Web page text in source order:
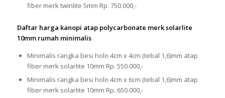
fiber merk twinlite 5mm Rp. 750.000,-
Daftar harga kanopi atap polycarbonate merk solarlite
10mm rumah minimalis
Minimalis rangka besi holo 4cm x 4cm (tebal 1,6)mm atap
fiber merk solarlite 10mm Rp. 550.000,-
Minimalis rangka besi holo 4cm x 6cm (tebal 1,6)mm atap
fiber merk solarlite 10mm Rp. 650.000,-